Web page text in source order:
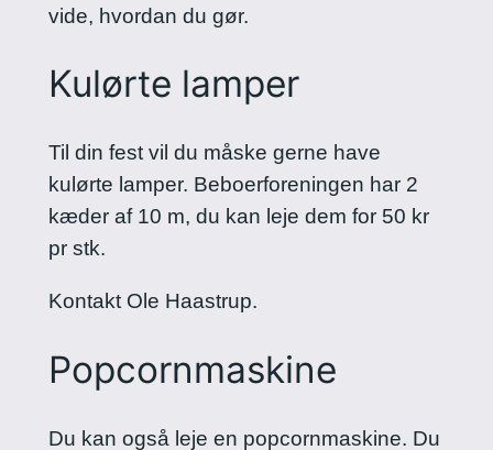
vide, hvordan du gør.
Kulørte lamper
Til din fest vil du måske gerne have
kulørte lamper. Beboerforeningen har 2
kæder af 10 m, du kan leje dem for 50 kr
pr stk.
Kontakt Ole Haastrup.
Popcornmaskine
Du kan også leje en popcornmaskine. Du